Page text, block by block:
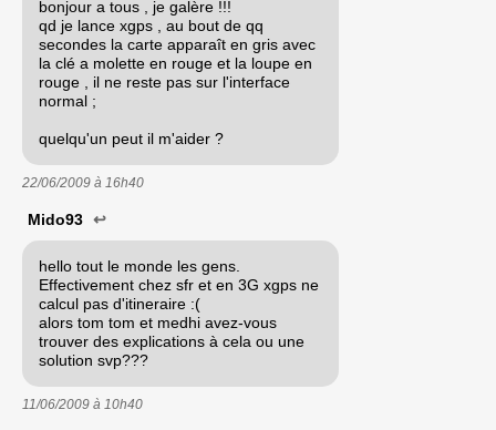
bonjour a tous , je galère !!!
qd je lance xgps , au bout de qq
secondes la carte apparaît en gris avec
la clé a molette en rouge et la loupe en
rouge , il ne reste pas sur l'interface
normal ;
quelqu'un peut il m'aider ?
22/06/2009 à 16h40
Mido93 ↩
hello tout le monde les gens.
Effectivement chez sfr et en 3G xgps ne
calcul pas d'itineraire :(
alors tom tom et medhi avez-vous
trouver des explications à cela ou une
solution svp???
11/06/2009 à 10h40